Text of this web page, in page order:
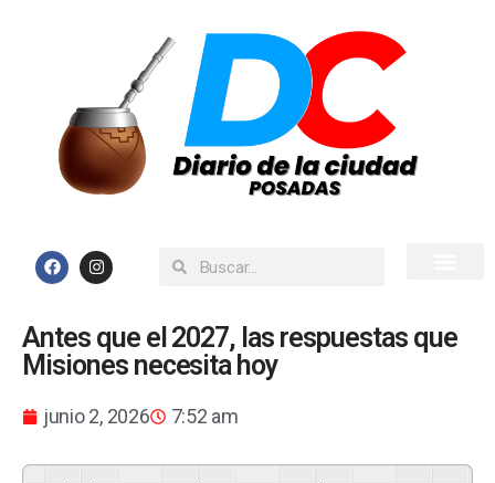
Antes que el 2027, las respuestas que
Misiones necesita hoy
junio 2, 2026 7:52 am